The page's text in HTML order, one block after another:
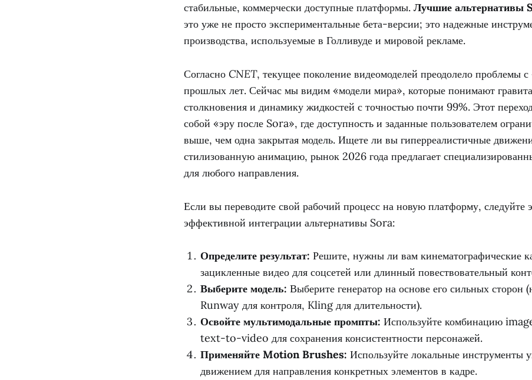
стабильные, коммерчески доступные платформы. Лучшие альтернативы
это уже не просто экспериментальные бета-версии; это надежные
производства, используемые в Голливуде и мировой рекламе.
Согласно CNET, текущее поколение видеомоделей преодолело проблемы
прошлых лет. Сейчас мы видим «модели мира», которые понимают
столкновения и динамику жидкостей с точностью почти 99%. Этот
собой «эру после Sora», где доступность и заданные пользователем
выше, чем одна закрытая модель. Ищете ли вы гиперреалистичные
стилизованную анимацию, рынок 2026 года предлагает
для любого направления.
Если вы переводите свой рабочий процесс на новую платформу, следуйте
эффективной интеграции альтернативы Sora:
Определите результат: Решите, нужны ли вам кинематографические
зацикленные видео для соцсетей или длинный повествовательный
Выберите модель: Выберите генератор на основе его сильных сторон
Runway для контроля, Kling для длительности).
Освойте мультимодальные промпты: Используйте комбинацию
text-to-video для сохранения консистентности персонажей.
Применяйте Motion Brushes: Используйте локальные инструменты
движением для направления конкретных элементов в кадре.